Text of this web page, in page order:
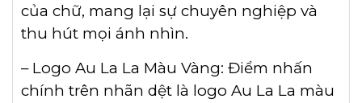
của chữ, mang lại sự chuyên nghiệp và
thu hút mọi ánh nhìn.
– Logo Au La La Màu Vàng: Điểm nhấn
chính trên nhãn dệt là logo Au La La màu